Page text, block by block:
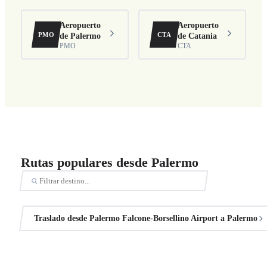
PMO
Aeropuerto
de Palermo
PMO
CTA
Aeropuerto
de Catania
CTA
Rutas populares desde Palermo
Traslado desde Palermo Falcone-Borsellino Airport a Palermo